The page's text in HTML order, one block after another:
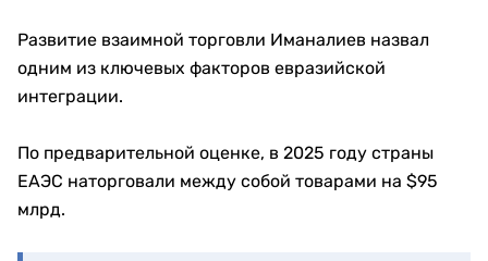
Развитие взаимной торговли Иманалиев назвал
одним из ключевых факторов евразийской
интеграции.
По предварительной оценке, в 2025 году страны
ЕАЭС наторговали между собой товарами на $95
млрд.